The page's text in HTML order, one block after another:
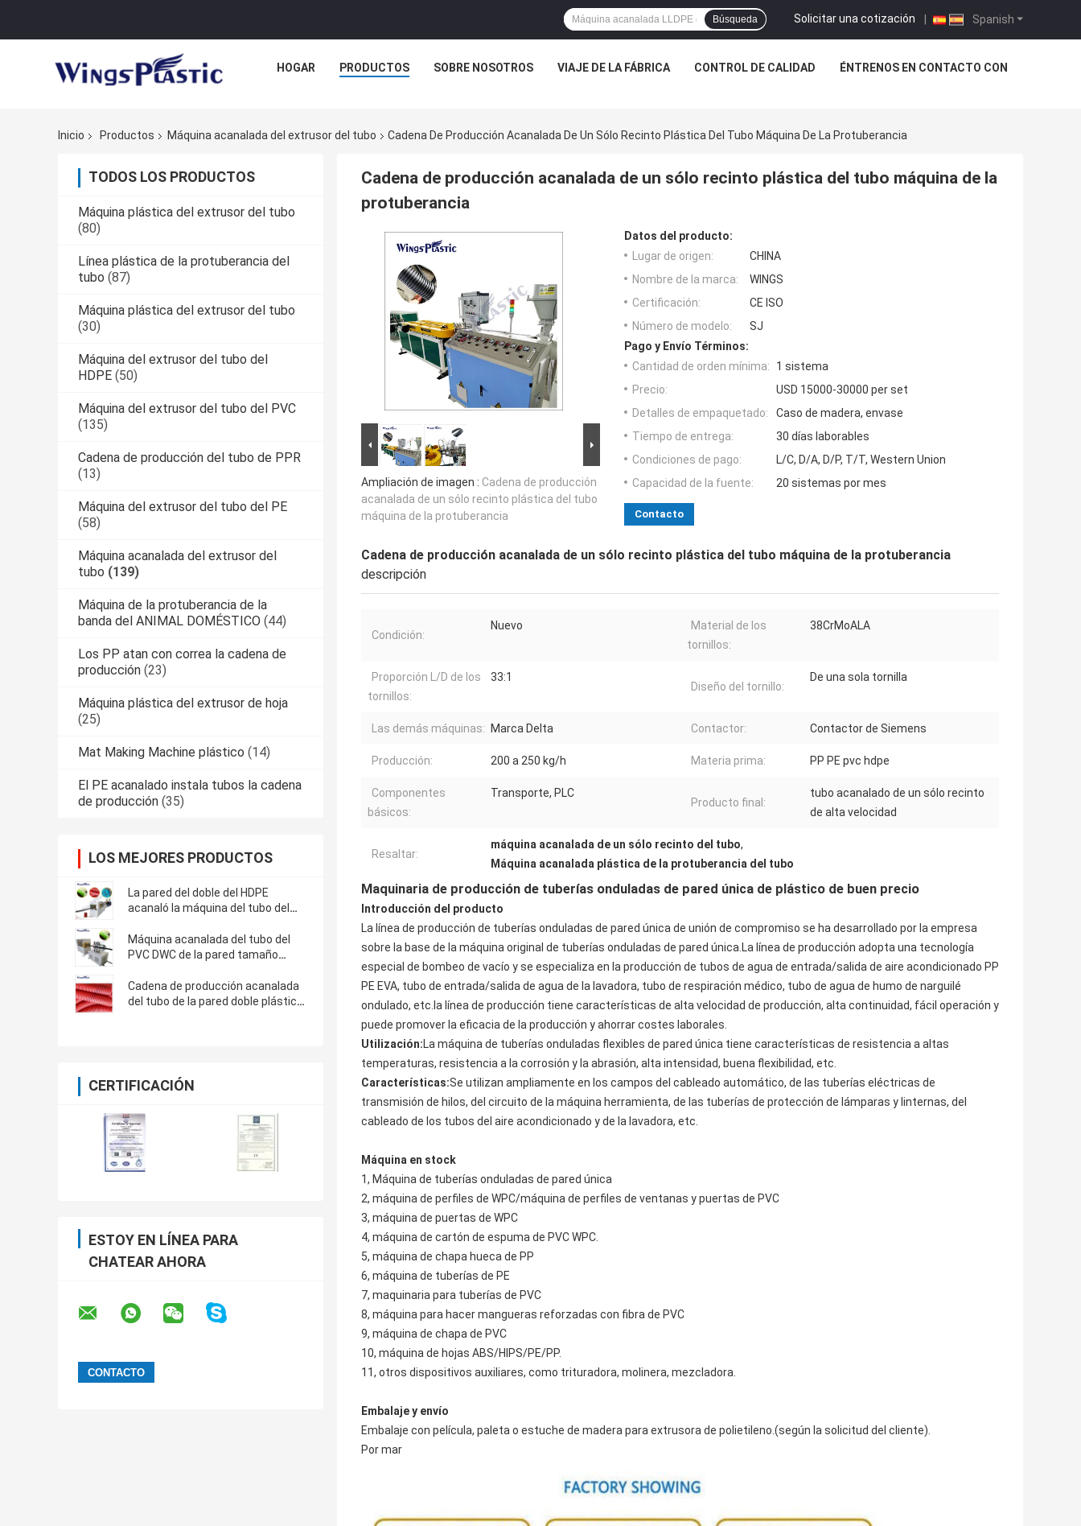
Spanish
Solicitar una cotización |
Búsqueda
HOGAR PRODUCTOS SOBRE NOSOTROS VIAJE DE LA FÁBRICA CONTROL DE CALIDAD ÉNTRENOS EN CONTACTO CON
Inicio Productos Máquina acanalada del extrusor del tubo Cadena De Producción Acanalada De Un Sólo Recinto Plástica Del Tubo Máquina De La Protuberancia
TODOS LOS PRODUCTOS
Máquina plástica del extrusor del tubo
(80)
Línea plástica de la protuberancia del
tubo (87)
Máquina plástica del extrusor del tubo
(30)
Máquina del extrusor del tubo del
HDPE (50)
Máquina del extrusor del tubo del PVC
(135)
Cadena de producción del tubo de PPR
(13)
Máquina del extrusor del tubo del PE
(58)
Máquina acanalada del extrusor del
tubo (139)
Máquina de la protuberancia de la
banda del ANIMAL DOMÉSTICO (44)
Los PP atan con correa la cadena de
producción (23)
Máquina plástica del extrusor de hoja
(25)
Mat Making Machine plástico (14)
El PE acanalado instala tubos la cadena
de producción (35)
LOS MEJORES PRODUCTOS
La pared del doble del HDPE
acanaló la máquina del tubo del
Máquina acanalada del tubo del
PVC DWC de la pared tamaño
Cadena de producción acanalada
del tubo de la pared doble plástica
CERTIFICACIÓN
ESTOY EN LÍNEA PARA
CHATEAR AHORA
Cadena de producción acanalada de un sólo recinto plástica del tubo máquina de la
protuberancia
Ampliación de imagen : Cadena de producción
acanalada de un sólo recinto plástica del tubo
máquina de la protuberancia
Datos del producto:
Lugar de origen:
CHINA
Nombre de la marca:
WINGS
Certificación:
CE ISO
Número de modelo:
SJ
Pago y Envío Términos:
Cantidad de orden mínima:
1 sistema
Precio:
USD 15000-30000 per set
Detalles de empaquetado:
Caso de madera, envase
Tiempo de entrega:
30 días laborables
Condiciones de pago:
L/C, D/A, D/P, T/T, Western Union
Capacidad de la fuente:
20 sistemas por mes
Contacto
Cadena de producción acanalada de un sólo recinto plástica del tubo máquina de la protuberancia
descripción
Condición:
Nuevo
Material de los
tornillos:
38CrMoALA
Proporción L/D de los
tornillos:
33:1
Diseño del tornillo:
De una sola tornilla
Las demás máquinas: Marca Delta Contactor: Contactor de Siemens
Producción: 200 a 250 kg/h Materia prima: PP PE pvc hdpe
Componentes
básicos:
Transporte, PLC
Producto final:
tubo acanalado de un sólo recinto
de alta velocidad
Resaltar:
máquina acanalada de un sólo recinto del tubo,
Máquina acanalada plástica de la protuberancia del tubo
Maquinaria de producción de tuberías onduladas de pared única de plástico de buen precio
Introducción del producto
La línea de producción de tuberías onduladas de pared única de unión de compromiso se ha desarrollado por la empresa
sobre la base de la máquina original de tuberías onduladas de pared única.La línea de producción adopta una tecnología
especial de bombeo de vacío y se especializa en la producción de tubos de agua de entrada/salida de aire acondicionado PP
PE EVA, tubo de entrada/salida de agua de la lavadora, tubo de respiración médico, tubo de agua de humo de narguilé
ondulado, etc.la línea de producción tiene características de alta velocidad de producción, alta continuidad, fácil operación y
puede promover la eficacia de la producción y ahorrar costes laborales.
Utilización:La máquina de tuberías onduladas flexibles de pared única tiene características de resistencia a altas
temperaturas, resistencia a la corrosión y la abrasión, alta intensidad, buena flexibilidad, etc.
Características:Se utilizan ampliamente en los campos del cableado automático, de las tuberías eléctricas de
transmisión de hilos, del circuito de la máquina herramienta, de las tuberías de protección de lámparas y linternas, del
cableado de los tubos del aire acondicionado y de la lavadora, etc.
Máquina en stock
1, Máquina de tuberías onduladas de pared única
2, máquina de perfiles de WPC/máquina de perfiles de ventanas y puertas de PVC
3, máquina de puertas de WPC
4, máquina de cartón de espuma de PVC WPC.
5, máquina de chapa hueca de PP
6, máquina de tuberías de PE
7, maquinaria para tuberías de PVC
8, máquina para hacer mangueras reforzadas con fibra de PVC
9, máquina de chapa de PVC
10, máquina de hojas ABS/HIPS/PE/PP.
11, otros dispositivos auxiliares, como trituradora, molinera, mezcladora.
Embalaje y envío
Embalaje con película, paleta o estuche de madera para extrusora de polietileno.(según la solicitud del cliente).
Por mar